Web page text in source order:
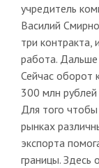
учредитель
Василий
три контракта,
работа.
Сейчас оборот
300 млн рублей
Для того чтобы
рынках
экспорта
границы.